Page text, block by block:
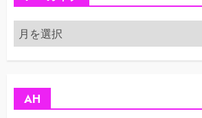
ア
ー
カ
AH